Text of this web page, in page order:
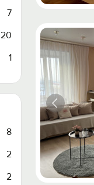
7
20
1
8
2
2